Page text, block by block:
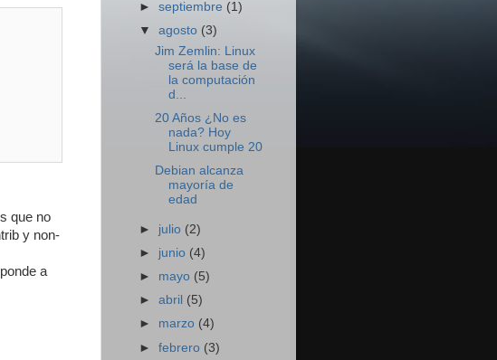
que no
y non-
a
►septiembre (1)
▼agosto (3)
Jim Zemlin: Linux
será la base de
la computación
d...
20 Años ¿No es
nada? Hoy
Linux cumple 20
Debian alcanza
mayoría de
edad
► julio (2)
► junio (4)
► mayo (5)
►abril (5)
► marzo (4)
►febrero (3)